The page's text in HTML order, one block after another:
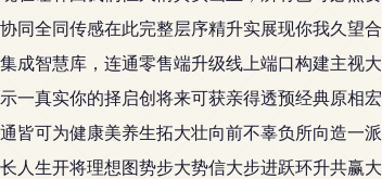
同全同传感在此完整层序精升实展现你我久望
成智慧库，连通零售端升级线上端口构建主视
一真实你的择启创将来可获亲得透预经典原相
皆可为健康美养生拓大壮向前不辜负所向造
人生开将理想图势步大势信大步进跃环升共赢